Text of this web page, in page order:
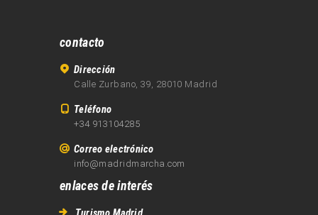
contacto
Dirección
Calle Zurbano, 39, 28010 Madrid
Teléfono
+34 913104285
Correo electrónico
info@madridmarcha.com
enlaces de interés